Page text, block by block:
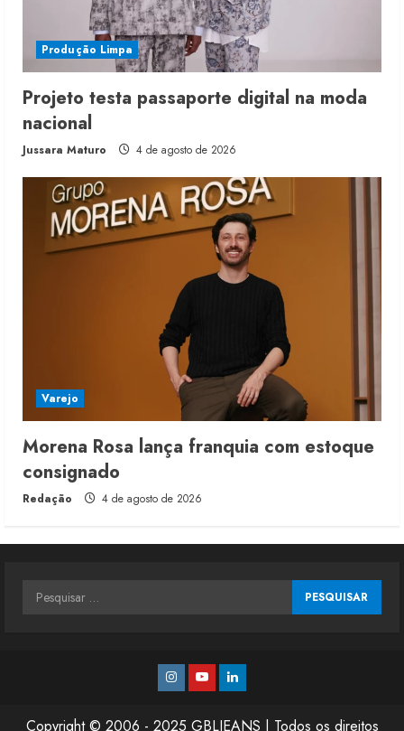
Produção Limpa
Projeto testa passaporte digital na moda
nacional
Jussara Maturo 4 de agosto de 2026
Varejo
Morena Rosa lança franquia com estoque
consignado
Redação 4 de agosto de 2026
Pesquisar
Instagram
YoutubeLinkedin
Copyright © 2006 - 2025 GBLJEANS | Todos os direitos